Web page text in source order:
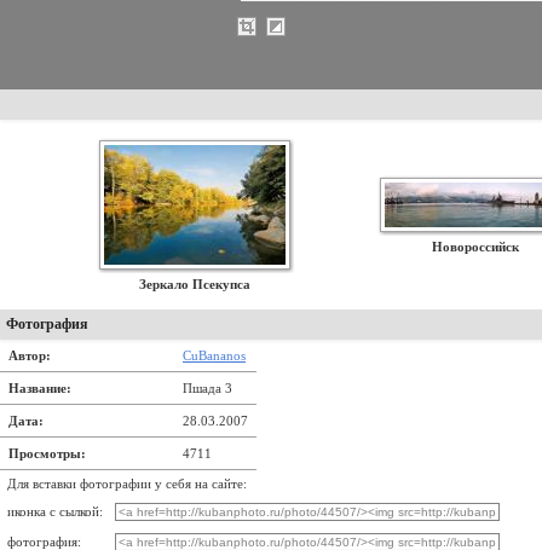
Зеркало Псекупса
Новороссийск
Фотография
Автор: CuBananos
Название: Пшада 3
Дата: 28.03.2007
Просмотры: 4711
Для вставки фотографии у себя на сайте:
иконка с сылкой:
фотография: